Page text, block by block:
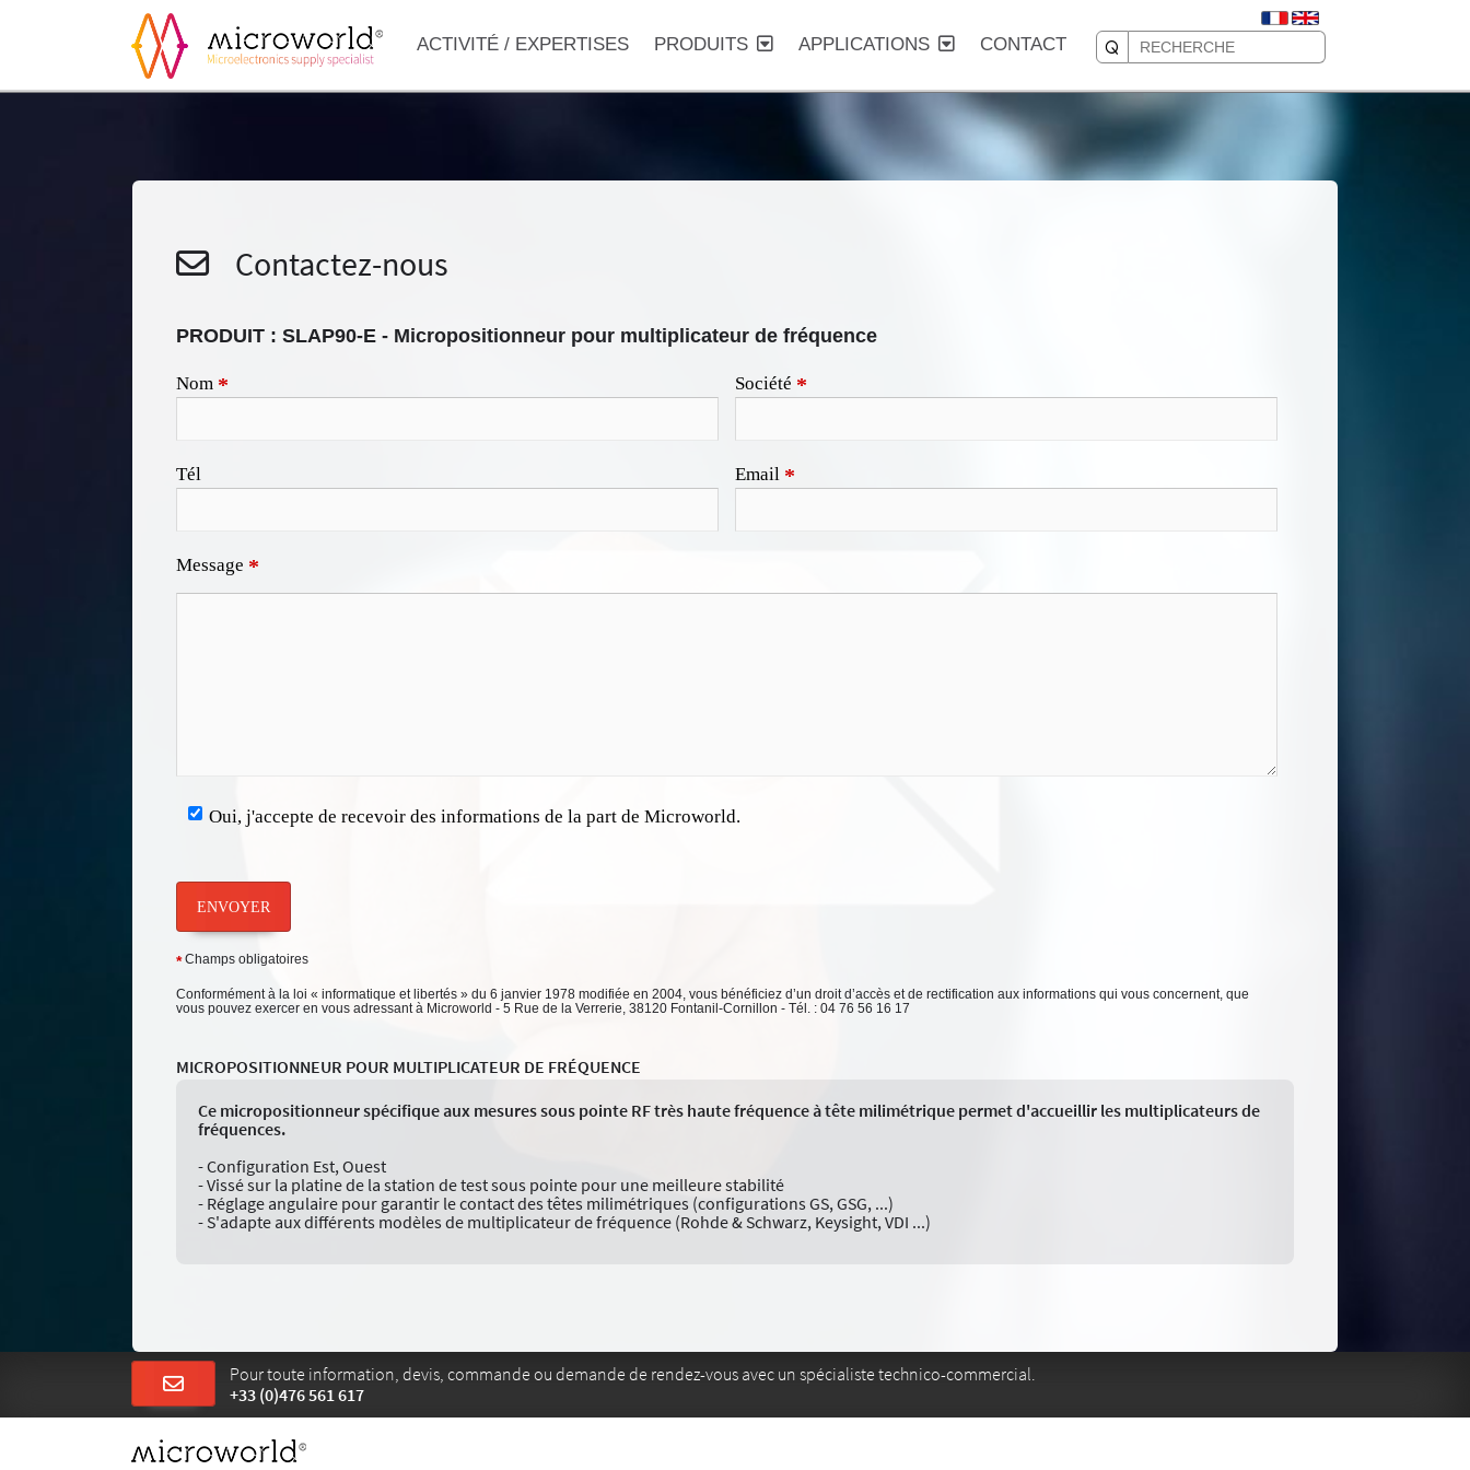
ACTIVITÉ / EXPERTISES PRODUITS APPLICATIONS CONTACT
Contactez-nous
PRODUIT : SLAP90-E - Micropositionneur pour multiplicateur de fréquence
Nom * Société *
Tél Email *
Message *
Oui, j'accepte de recevoir des informations de la part de Microworld.
ENVOYER
*Champs obligatoires
Conformément à la loi « informatique et libertés » du 6 janvier 1978 modifiée en 2004, vous bénéficiez d’un droit d’accès et de rectification aux informations qui vous concernent, que
vous pouvez exercer en vous adressant à Microworld - 5 Rue de la Verrerie, 38120 Fontanil-Cornillon - Tél. : 04 76 56 16 17
MICROPOSITIONNEUR POUR MULTIPLICATEUR DE FRÉQUENCE
Ce micropositionneur spécifique aux mesures sous pointe RF très haute fréquence à tête milimétrique permet d'accueillir les multiplicateurs de
fréquences.
- Configuration Est, Ouest
- Vissé sur la platine de la station de test sous pointe pour une meilleure stabilité
- Réglage angulaire pour garantir le contact des têtes milimétriques (configurations GS, GSG, ...)
- S'adapte aux différents modèles de multiplicateur de fréquence (Rohde & Schwarz, Keysight, VDI ...)
Pour toute information, devis, commande ou demande de rendez-vous avec un spécialiste technico-commercial.
+33 (0)476 561 617